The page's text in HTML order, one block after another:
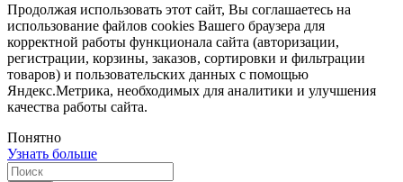
Продолжая использовать этот сайт, Вы соглашаетесь на
использование файлов cookies Вашего браузера для
корректной работы функционала сайта (авторизации,
регистрации, корзины, заказов, сортировки и фильтрации
товаров) и пользовательских данных с помощью
Яндекс.Метрика, необходимых для аналитики и улучшения
качества работы сайта.
Понятно
Узнать больше